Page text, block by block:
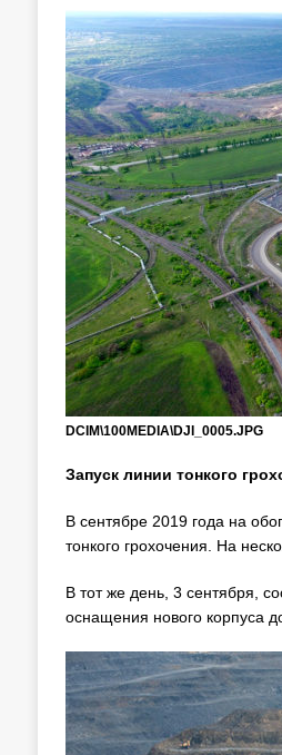
DCIM\100MEDIA\DJI_0005.JPG
Запуск линии тонкого
В сентябре 2019 года на
тонкого грохочения. На
В тот же день, 3 сентября,
оснащения нового корпуса